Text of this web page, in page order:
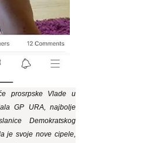
prosrpske Vlade u
GP URA, najbolje
Demokratskog
je svoje nove cipele,